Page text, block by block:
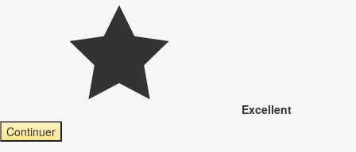
Excellent
Continuer